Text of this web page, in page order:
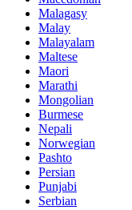
Malagasy
Malay
Malayalam
Maltese
Maori
Marathi
Mongolian
Burmese
Nepali
Norwegian
Pashto
Persian
Punjabi
Serbian